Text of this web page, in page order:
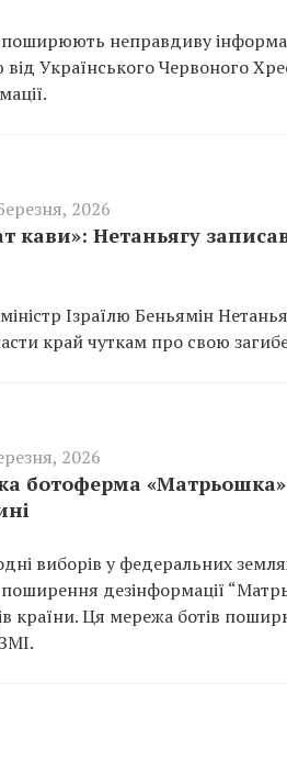
неправдиву
Українського Червоного
2026
кави»: Нетаньягу
Ізраїлю Беньямін
край чуткам про свою
2026
ботоферма
виборів у федеральних
дезінформації
країни. Ця мережа ботів